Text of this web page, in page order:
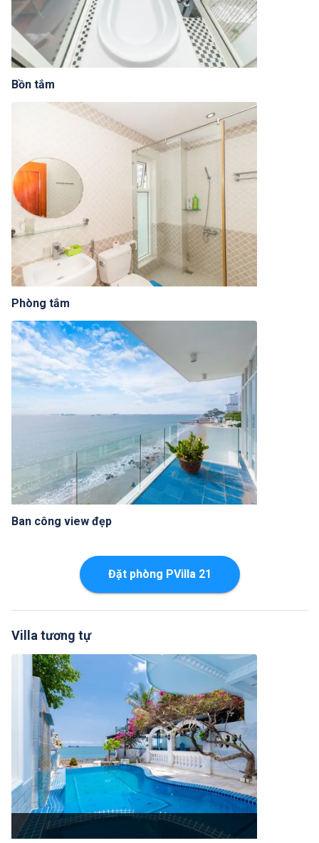
Bồn tắm
Phòng tắm
Ban công view đẹp
Đặt phòng PVilla 21
Villa tương tự